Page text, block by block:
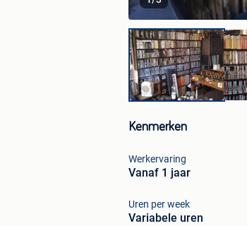
Kenmerken
Werkervaring
Vanaf 1 jaar
Uren per week
Variabele uren